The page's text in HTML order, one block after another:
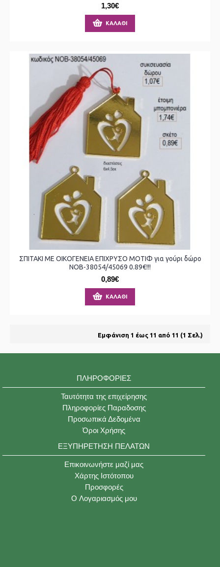
1,30€
ΚΑΛΆΘΙ
ΣΠΙΤΑΚΙ ΜΕ ΟΙΚΟΓΕΝΕΙΑ ΕΠΙΧΡΥΣΟ ΜΟΤΙΦ για γούρι δώρο
ΝΟΒ-38054/45069 0.89€!!!
0,89€
ΚΑΛΆΘΙ
Εμφάνιση 1 έως 11 από 11 (1 Σελ.)
ΠΛΗΡΟΦΟΡΊΕΣ
Ταυτότητα της επιχείρησης
Πληροφορίες Παραδοσης
Προσωπικά Δεδομένα
Όροι Χρήσης
ΕΞΥΠΗΡΈΤΗΣΗ ΠΕΛΑΤΏΝ
Επικοινωνήστε μαζί μας
Χάρτης Ιστότοπου
Προσφορές
O Λογαριασμός μου